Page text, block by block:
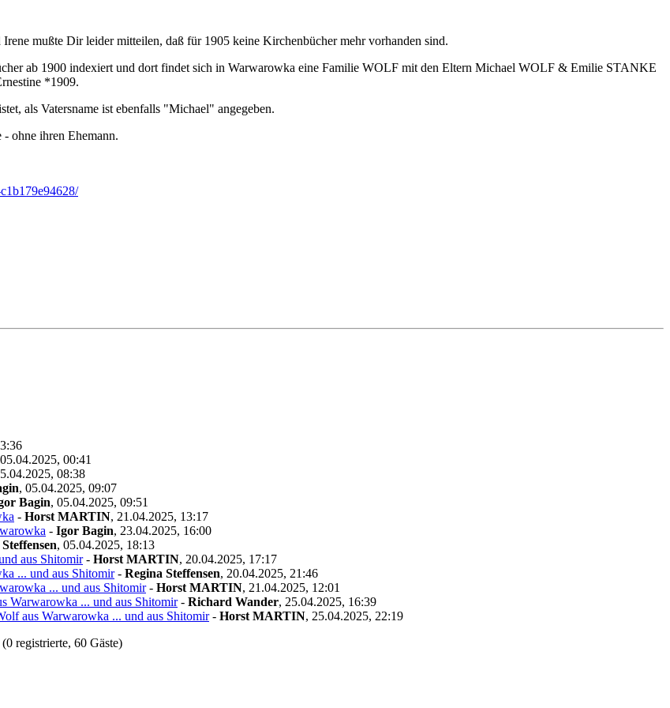
mußte Dir leider mitteilen, daß für 1905 keine Kirchenbücher mehr vorhanden sind.
ab 1900 indexiert und dort findet sich in Warwarowka eine Familie WOLF mit den Eltern Michael WOLF & Emilie STANKE
*1909.
als Vatersname ist ebenfalls "Michael" angegeben.
ohne ihren Ehemann.
05.04.2025, 00:41
08:38
, 05.04.2025, 09:07
Bagin, 05.04.2025, 09:51
- Horst MARTIN, 21.04.2025, 13:17
- Igor Bagin, 23.04.2025, 16:00
, 05.04.2025, 18:13
aus Shitomir- Horst MARTIN, 20.04.2025, 17:17
... und aus Shitomir- Regina Steffensen, 20.04.2025, 21:46
... und aus Shitomir- Horst MARTIN, 21.04.2025, 12:01
Warwarowka ... und aus Shitomir- Richard Wander, 25.04.2025, 16:39
aus Warwarowka ... und aus Shitomir- Horst MARTIN, 25.04.2025, 22:19
registrierte, 60 Gäste)